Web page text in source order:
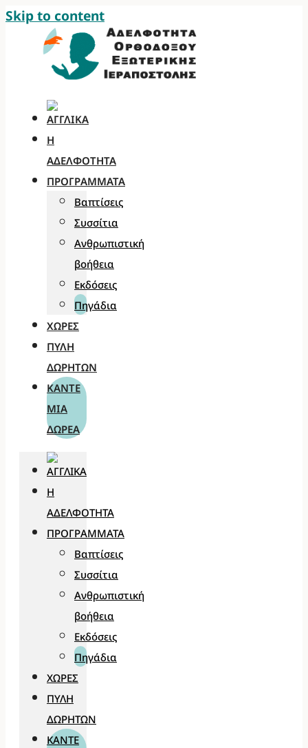
Skip to content
Η
ΑΔΕΛΦΌΤΗΤΑ
ΠΡΟΓΡΆΜΜΑΤΑ
Βαπτίσεις
Συσσίτια
Ανθρωπιστική
βοήθεια
Εκδόσεις
Πηγάδια
ΧΏΡΕΣ
ΠΎΛΗ
ΔΩΡΗΤΏΝ
ΚΆΝΤΕ
ΜΊΑ
ΔΩΡΕΆ
Η
ΑΔΕΛΦΌΤΗΤΑ
ΠΡΟΓΡΆΜΜΑΤΑ
Βαπτίσεις
Συσσίτια
Ανθρωπιστική
βοήθεια
Εκδόσεις
Πηγάδια
ΧΏΡΕΣ
ΠΎΛΗ
ΔΩΡΗΤΏΝ
ΚΆΝΤΕ